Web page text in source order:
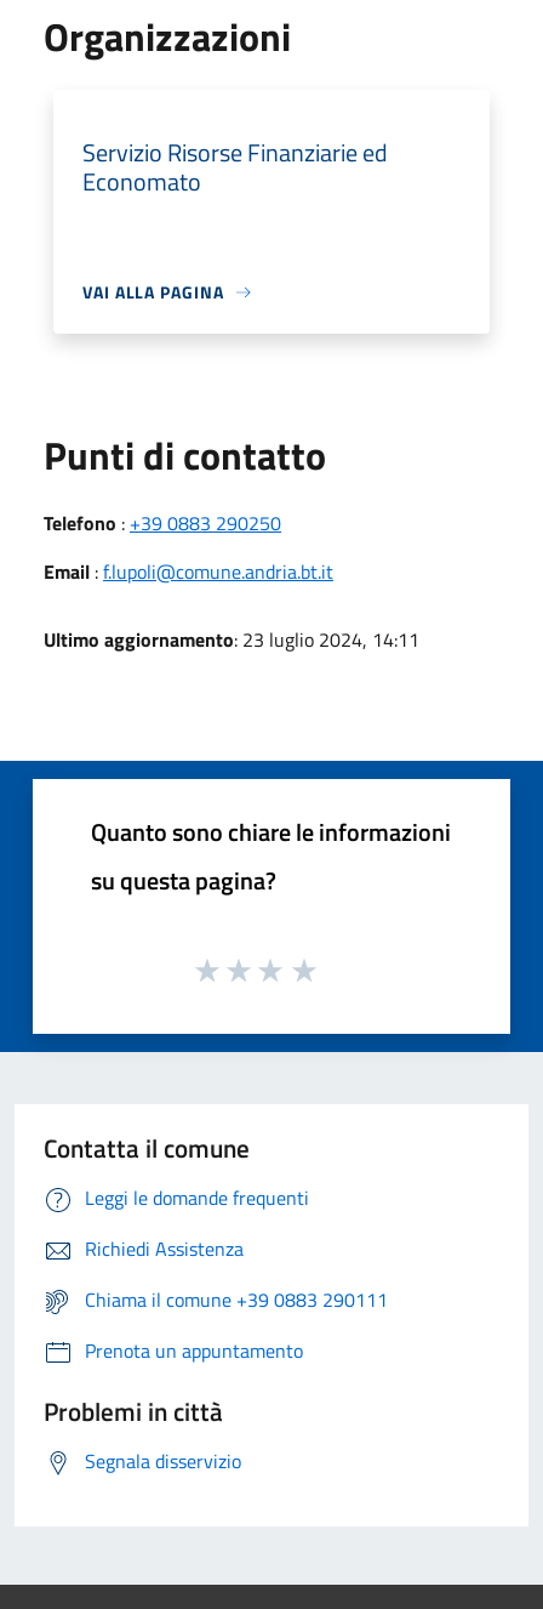
Organizzazioni
Servizio Risorse Finanziarie ed
Economato
VAI ALLA PAGINA
Punti di contatto
Telefono : +39 0883 290250
Email :f.lupoli@comune.andria.bt.it
Ultimo aggiornamento: 23 luglio 2024, 14:11
Quanto sono chiare le informazioni
su questa pagina?
Contatta il comune
Leggi le domande frequenti
Richiedi Assistenza
Chiama il comune +39 0883 290111
Prenota un appuntamento
Problemi in città
Segnala disservizio